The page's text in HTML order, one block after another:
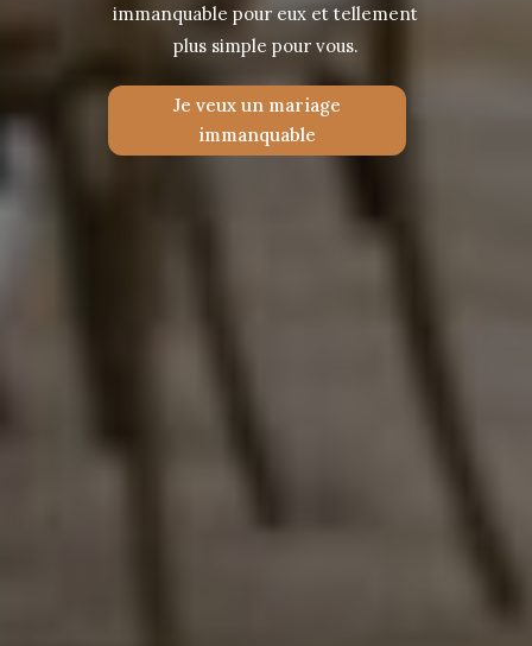
immanquable pour eux et tellement
plus simple pour vous.
Je veux un mariage
immanquable